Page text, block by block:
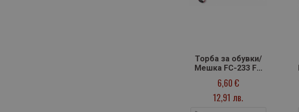
Торба за обувки/
Мешка FC-233 FC
Barcelona Barca Fan
7
6,60 €
12,91 лв.